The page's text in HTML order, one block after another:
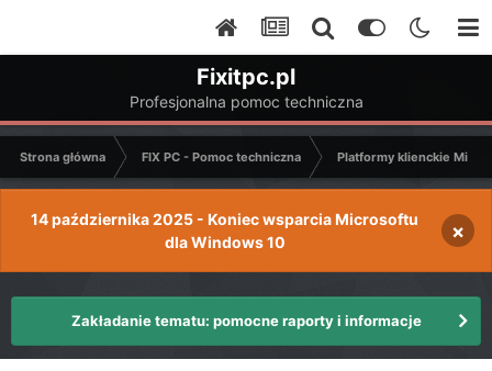
Fixitpc.pl
Profesjonalna pomoc techniczna
Strona główna FIX PC - Pomoc techniczna Platformy klienckie
14 października 2025 - Koniec wsparcia Microsoftu
dla Windows 10
×
Zakładanie tematu: pomocne raporty i informacje